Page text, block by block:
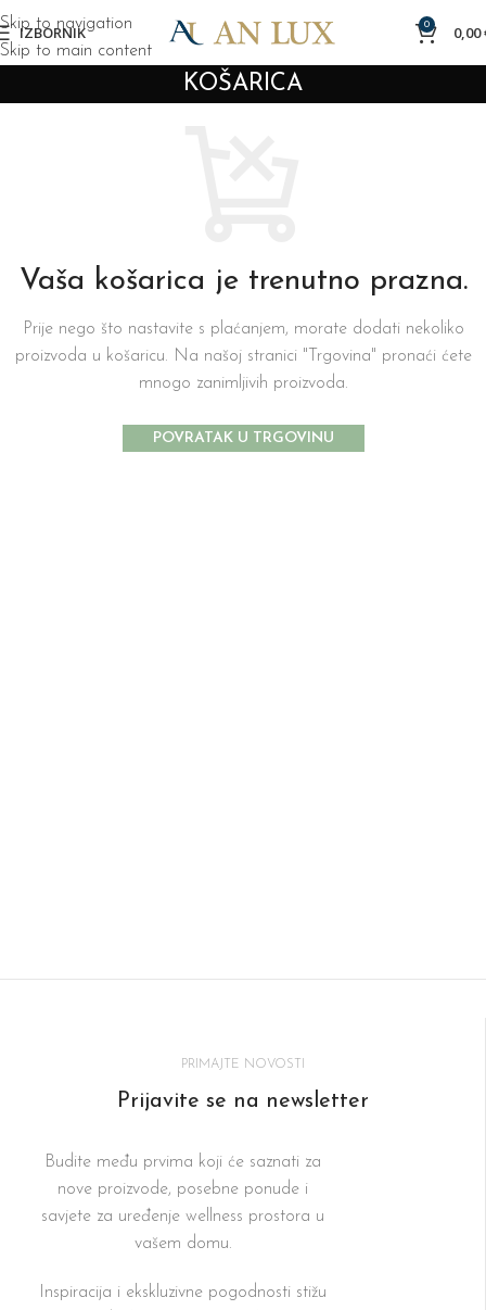
Skip to navigation
Skip to main content
IZBORNIK 0 0,00
KOŠARICA
Vaša košarica je trenutno prazna.
Prije nego što nastavite s plaćanjem, morate dodati nekoliko
proizvoda u košaricu. Na našoj stranici "Trgovina" pronaći ćete
mnogo zanimljivih proizvoda.
POVRATAK U TRGOVINU
PRIMAJTE NOVOSTI
Prijavite se na newsletter
Budite među prvima koji će saznati za
nove proizvode, posebne ponude i
savjete za uređenje wellness prostora u
vašem domu.
Inspiracija i ekskluzivne pogodnosti stižu